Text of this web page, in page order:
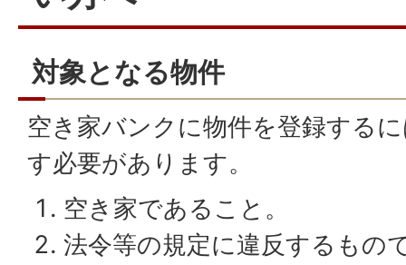
対象となる物件
空き家バンクに物件を登録する
す必要があります。
空き家であること。
法令等の規定に違反するもの